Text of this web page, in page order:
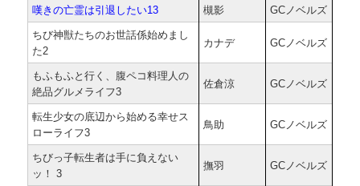
嘆きの亡霊は引退したい13 槻影 GCノベルズ
ちび神獣たちのお世話係始めまし
た2
カナデ GCノベルズ
もふもふと行く、腹ペコ料理人の
絶品グルメライフ3
佐倉涼 GCノベルズ
転生少女の底辺から始める幸せス
ローライフ3
鳥助 GCノベルズ
ちびっ子転生者は手に負えない
ッ！ 3
撫羽 GCノベルズ